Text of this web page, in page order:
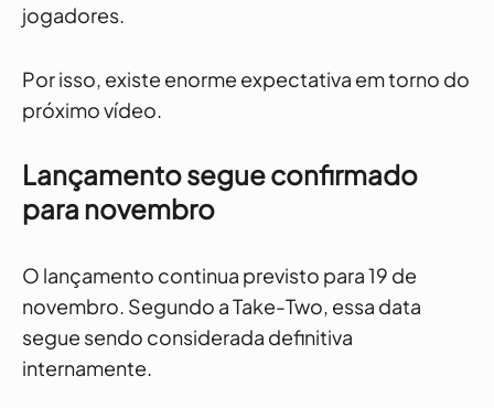
jogadores.
Por isso, existe enorme expectativa em torno do
próximo vídeo.
Lançamento segue confirmado
para novembro
O lançamento continua previsto para 19 de
novembro. Segundo a Take-Two, essa data
segue sendo considerada definitiva
internamente.